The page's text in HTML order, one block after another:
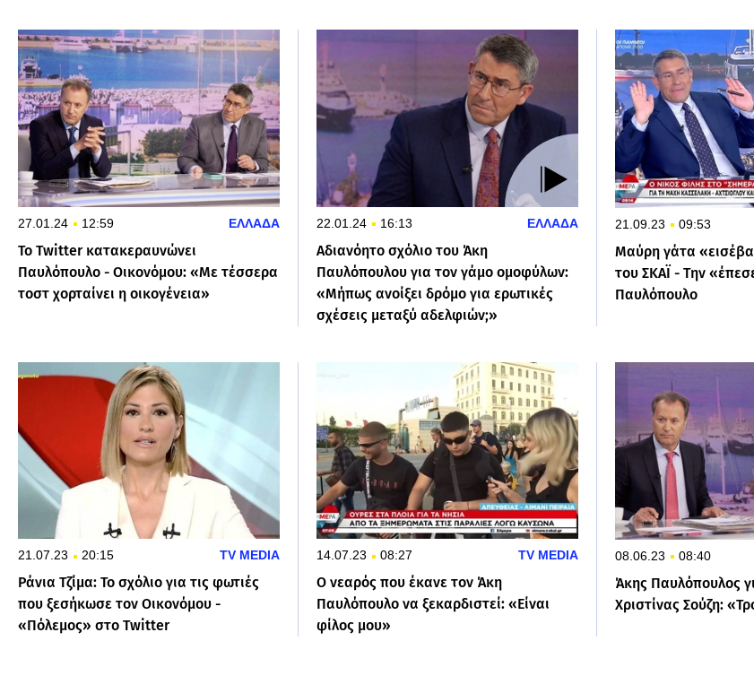
27.01.24 12:59 ΕΛΛΑΔΑ
To Twitter κατακεραυνώνει
Παυλόπουλο - Οικονόμου: «Με τέσσερα
τοστ χορταίνει η οικογένεια»
22.01.24 16:13 ΕΛΛΑΔΑ
Αδιανόητο σχόλιο του Άκη
Παυλόπουλου για τον γάμο ομοφύλων:
«Μήπως ανοίξει δρόμο για ερωτικές
σχέσεις μεταξύ αδελφιών;»
21.09.23 09:53
Μαύρη γάτα
του ΣΚΑΪ - Την
Παυλόπουλο
21.07.23 20:15 TV MEDIA
Ράνια Τζίμα: Το σχόλιο για τις φωτιές
που ξεσήκωσε τον Οικονόμου -
«Πόλεμος» στο Twitter
14.07.23 08:27 TV MEDIA
Ο νεαρός που έκανε τον Άκη
Παυλόπουλο να ξεκαρδιστεί: «Είναι
φίλος μου»
08.06.23 08:40
Άκης Παυλόπουλος
Χριστίνας Σούζη: